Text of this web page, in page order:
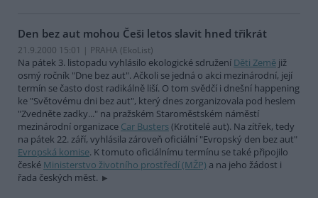
Den bez aut mohou Češi letos slavit hned třikrát
21.9.2000 15:01 | PRAHA (EkoList)
Na pátek 3. listopadu vyhlásilo ekologické sdružení Děti Země již
osmý ročník "Dne bez aut". Ačkoli se jedná o akci mezinárodní, její
termín se často dost radikálně liší. O tom svědčí i dnešní happening
ke "Světovému dni bez aut", který dnes zorganizovala pod heslem
"Zvedněte zadky..." na pražském Staroměstském náměstí
mezinárodní organizace Car Busters(Krotitelé aut). Na zítřek, tedy
na pátek 22. září, vyhlásila zároveň oficiální "Evropský den bez aut"
Evropská komise. K tomuto oficiálnímu termínu se také připojilo
české Ministerstvo životního prostředí (MŽP) a na jeho žádost i
řada českých měst.